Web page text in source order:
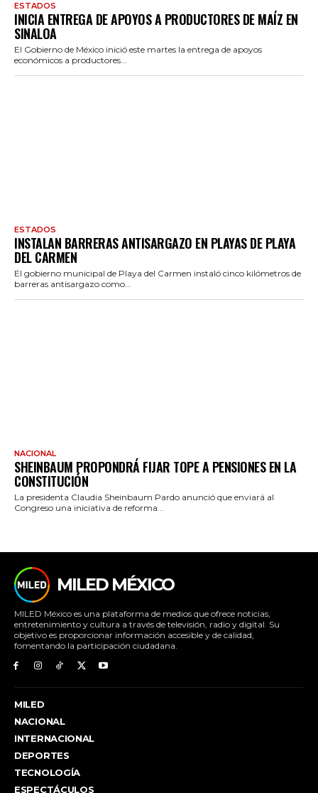
ESTADOS
INICIA ENTREGA DE APOYOS A PRODUCTORES DE MAÍZ EN
SINALOA
El Gobierno de México inició este martes la entrega de apoyos
económicos a productores...
ESTADOS
INSTALAN BARRERAS ANTISARGAZO EN PLAYAS DE PLAYA
DEL CARMEN
El gobierno municipal de Playa del Carmen instaló cinco kilómetros de
barreras antisargazo como...
NACIONAL
SHEINBAUM PROPONDRÁ FIJAR TOPE A PENSIONES EN LA
CONSTITUCIÓN
La presidenta Claudia Sheinbaum Pardo anunció que enviará al
Congreso una iniciativa de reforma...
MILED MÉXICO
MILED México es una plataforma de medios que ofrece noticias,
entretenimiento y cultura a través de televisión, radio y digital. Su
objetivo es proporcionar información accesible y de calidad,
fomentando la participación ciudadana.
MILED
NACIONAL
INTERNACIONAL
DEPORTES
TECNOLOGÍA
ESPECTÁCULOS